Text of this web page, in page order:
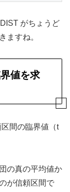
がちょうど
ますね。
値を求
間の臨界値（t
の真の平均値か
が信頼区間で